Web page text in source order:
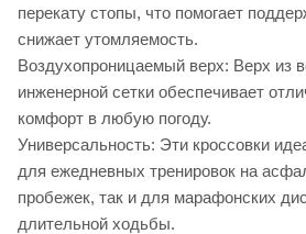
перекату стопы, что помогает
снижает утомляемость.
Воздухопроницаемый верх: Верх из
инженерной сетки обеспечивает
комфорт в любую погоду.
Универсальность: Эти кроссовки
для ежедневных тренировок на
пробежек, так и для марафонских
длительной ходьбы.